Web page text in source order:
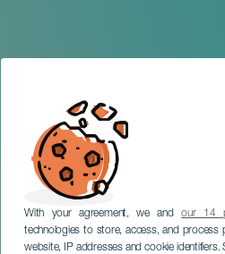
With your agreement, we andour 14
technologies to store, access, and process
website, IP addresses and cookie